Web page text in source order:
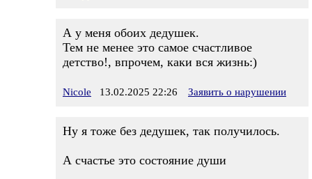
А у меня обоих дедушек.
Тем не менее это самое счастливое
детство!, впрочем, каки вся жизнь:)
Nicole 13.02.2025 22:26 Заявить о нарушении
Ну я тоже без дедушек, так получилось.
А счастье это состояние души